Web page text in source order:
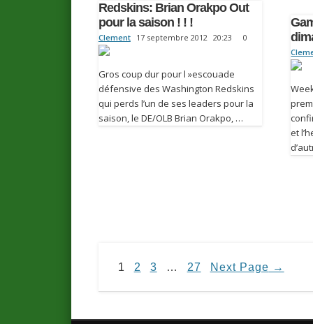
Redskins: Brian Orakpo Out
pour la saison ! ! !
Clement 17 septembre 2012 20:23 0
Gros coup dur pour l »escouade
défensive des Washington Redskins
qui perds l’un de ses leaders pour la
saison, le DE/OLB Brian Orakpo, …
et
1 2 3 … 27 Next Page →